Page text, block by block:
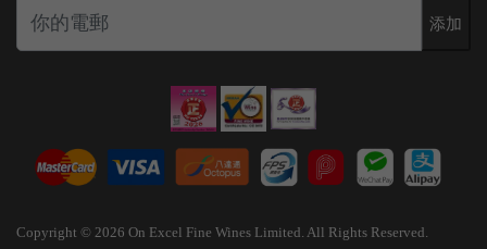
添加
Copyright © 2026 On Excel Fine Wines Limited. All Rights Reserved.